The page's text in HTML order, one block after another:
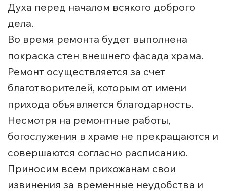
Духа перед началом всякого доброго
дела.
Во время ремонта будет выполнена
покраска стен внешнего фасада храма.
Ремонт осуществляется за счет
благотворителей, которым от имени
прихода объявляется благодарность.
Несмотря на ремонтные работы,
богослужения в храме не прекращаются и
совершаются согласно расписанию.
Приносим всем прихожанам свои
извинения за временные неудобства и